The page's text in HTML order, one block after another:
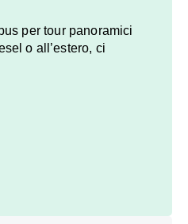
per tour panoramici
o all’estero, ci